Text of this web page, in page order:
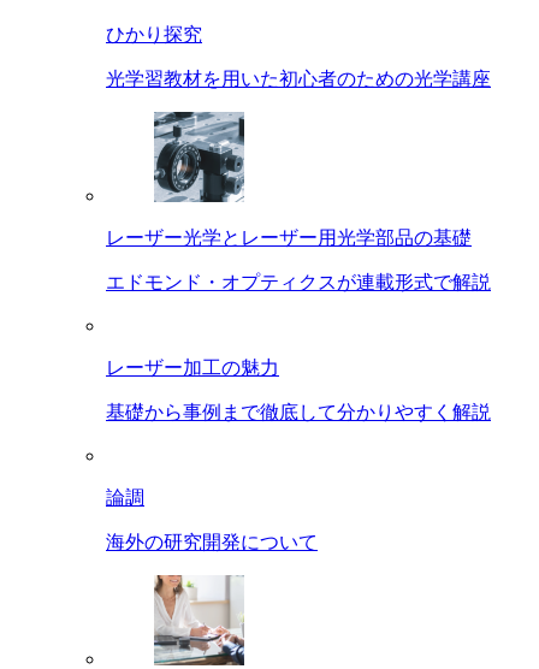
ひかり探究
光学習教材を用いた初心者のための光学講座
レーザー光学とレーザー用光学部品の基礎
エドモンド・オプティクスが連載形式で解説
レーザー加工の魅力
基礎から事例まで徹底して分かりやすく解説
論調
海外の研究開発について